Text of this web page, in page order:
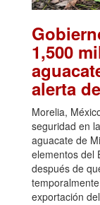
1,500
alerta
Morelia,
seguridad en
aguacate de
elementos del
después de
exportación